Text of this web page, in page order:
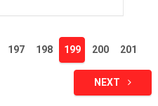
197 198 199 200 201
NEXT